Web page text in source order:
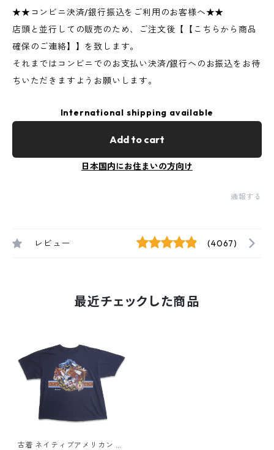
★★コンビニ決済/銀行振込をご利用のお客様へ★★
店頭と並行しての販売のため、ご注文後【【こちらから商品
確保のご連絡】】を致します。
それまではコンビニでのお支払い決済/銀行へのお振込をお待
ちいただきますようお願いします。
International shipping available
Add to cart
日本国内にお住まいの方向け
通報する
レビュー (4067)
最近チェックした商品
古着 ネイティブアメリカン 馬